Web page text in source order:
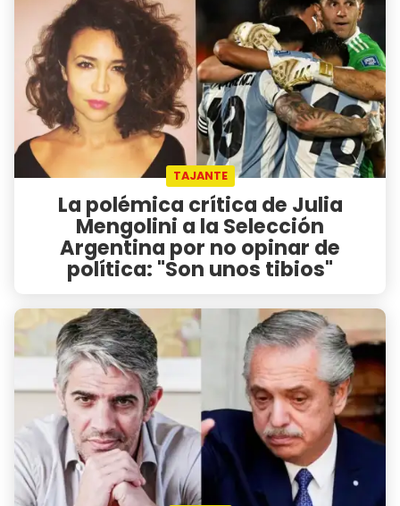
TAJANTE
La polémica crítica de Julia
Mengolini a la Selección
Argentina por no opinar de
política: "Son unos tibios"